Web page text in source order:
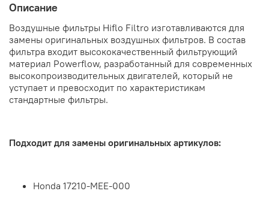
Описание
Воздушные фильтры Hiflo Filtro изготавливаются для
замены оригинальных воздушных фильтров. В состав
фильтра входит высококачественный фильтрующий
материал Powerflow, разработанный для современных
высокопроизводительных двигателей, который не
уступает и превосходит по характеристикам
стандартные фильтры.
Подходит для замены оригинальных артикулов:
Honda 17210-MEE-000